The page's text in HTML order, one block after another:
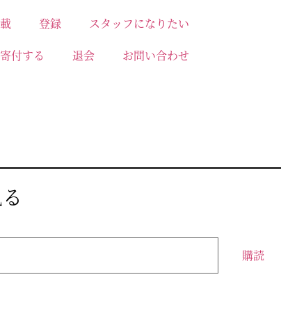
登録
スタッフになりたい
寄付する 退会 お問い合わせ
購読